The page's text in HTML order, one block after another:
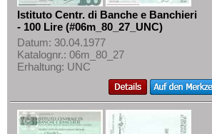
Istituto Centr. di Banche e Banchieri
- 100 Lire (#06m_80_27_UNC)
Datum: 30.04.1977
Katalognr.: 06m_80_27
Erhaltung: UNC